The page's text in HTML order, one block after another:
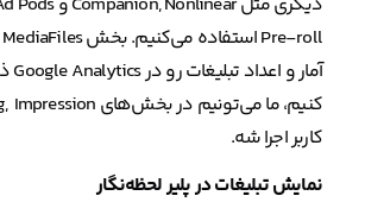
کاربر اجرا شه.
نمایش تبلیغات در پلیر لحظه‌نگار